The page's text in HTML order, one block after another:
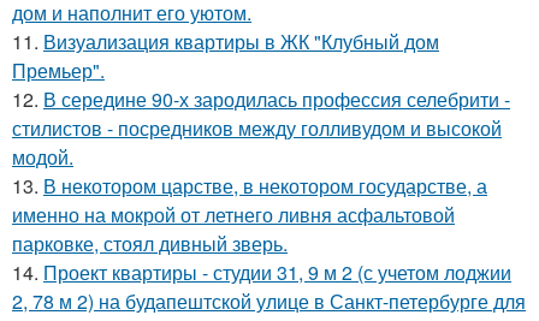
дом и наполнит его уютом.
11. Визуализация квартиры в ЖК "Клубный дом
Премьер".
12. В середине 90-х зародилась профессия селебрити -
стилистов - посредников между голливудом и высокой
модой.
13. В некотором царстве, в некотором государстве, а
именно на мокрой от летнего ливня асфальтовой
парковке, стоял дивный зверь.
14. Проект квартиры - студии 31, 9 м 2 (с учетом лоджии
2, 78 м 2) на будапештской улице в Санкт-петербурге для